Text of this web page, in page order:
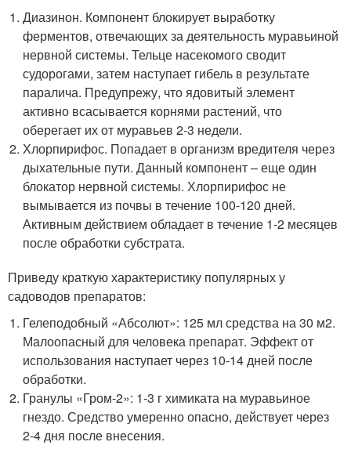
Диазинон. Компонент блокирует выработку
ферментов, отвечающих за деятельность муравьиной
нервной системы. Тельце насекомого сводит
судорогами, затем наступает гибель в результате
паралича. Предупрежу, что ядовитый элемент
активно всасывается корнями растений, что
оберегает их от муравьев 2-3 недели.
Хлорпирифос. Попадает в организм вредителя через
дыхательные пути. Данный компонент – еще один
блокатор нервной системы. Хлорпирифос не
вымывается из почвы в течение 100-120 дней.
Активным действием обладает в течение 1-2 месяцев
после обработки субстрата.
Приведу краткую характеристику популярных у
садоводов препаратов:
Гелеподобный «Абсолют»: 125 мл средства на 30 м2.
Малоопасный для человека препарат. Эффект от
использования наступает через 10-14 дней после
обработки.
Гранулы «Гром-2»: 1-3 г химиката на муравьиное
гнездо. Средство умеренно опасно, действует через
2-4 дня после внесения.